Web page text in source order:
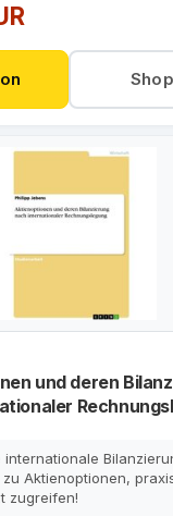
Shop
und deren
internationale
Aktienoptionen,
zugreifen!